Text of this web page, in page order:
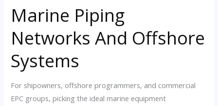
RC
Excavator
Outdoor
Play
Marine Piping
Networks And Offshore
Systems
For shipowners, offshore programmers, and commercial
EPC groups, picking the ideal marine equipment